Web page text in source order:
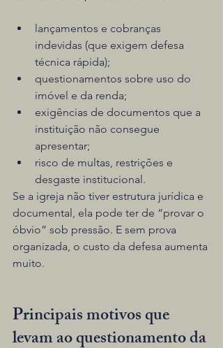
lançamentos e cobranças
indevidas (que exigem defesa
técnica rápida);
questionamentos sobre uso do
imóvel e da renda;
exigências de documentos que a
instituição não consegue
apresentar;
risco de multas, restrições e
desgaste institucional.
Se a igreja não tiver estrutura jurídica e
documental, ela pode ter de “provar o
óbvio” sob pressão. E sem prova
organizada, o custo da defesa aumenta
muito.
Principais motivos que
levam ao questionamento da